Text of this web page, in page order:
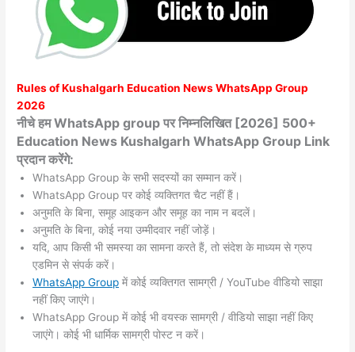
Rules ofKushalgarhEducation News WhatsApp Group
2026
नीचे हम WhatsApp group पर निम्नलिखित [2026] 500+
Education News Kushalgarh WhatsApp Group Link
प्रदान करेंगे:
WhatsApp Group के सभी सदस्यों का सम्मान करें।
WhatsApp Group पर कोई व्यक्तिगत चैट नहीं हैं।
अनुमति के बिना, समूह आइकन और समूह का नाम न बदलें।
अनुमति के बिना, कोई नया उम्मीदवार नहीं जोड़ें।
यदि, आप किसी भी समस्या का सामना करते हैं, तो संदेश के माध्यम से ग्रुप
एडमिन से संपर्क करें।
WhatsApp Group में कोई व्यक्तिगत सामग्री / YouTube वीडियो साझा
नहीं किए जाएंगे।
WhatsApp Group में कोई भी वयस्क सामग्री / वीडियो साझा नहीं किए
जाएंगे। कोई भी धार्मिक सामग्री पोस्ट न करें।